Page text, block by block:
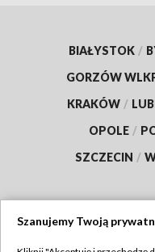
BIAŁYSTOK /
GORZÓW
KRAKÓW /
OPOLE /
SZCZECIN /
Szanujemy Twoją